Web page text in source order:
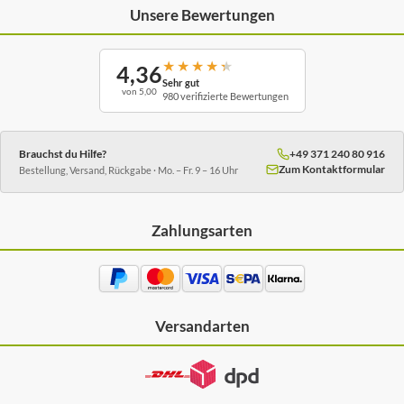
Unsere Bewertungen
4,36
von 5,00
★ ★ ★ ★ ★
Sehr gut
980 verifizierte Bewertungen
Brauchst du Hilfe?
Bestellung, Versand, Rückgabe · Mo. – Fr. 9 – 16 Uhr
+49 371 240 80 916
Zum Kontaktformular
Zahlungsarten
Versandarten